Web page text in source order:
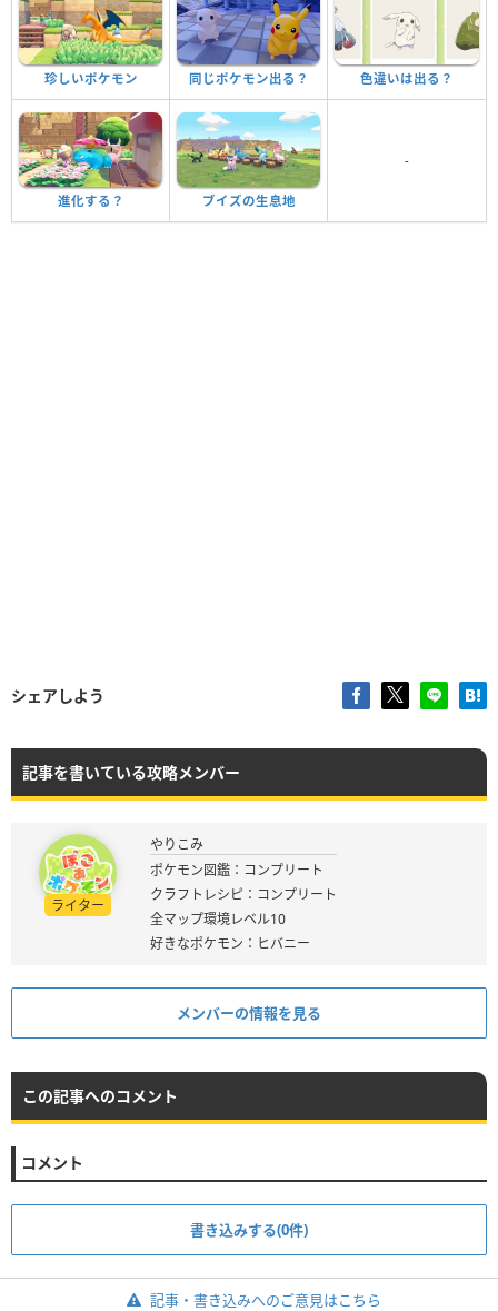
珍しいポケモン 同じポケモン出る？ 色違いは出る？
進化する？ ブイズの生息地
-
シェアしよう
記事を書いている攻略メンバー
ライター
やりこみ
ポケモン図鑑：コンプリート
クラフトレシピ：コンプリート
全マップ環境レベル10
好きなポケモン：ヒバニー
メンバーの情報を見る
この記事へのコメント
コメント
書き込みする(0件)
記事・書き込みへのご意見はこちら